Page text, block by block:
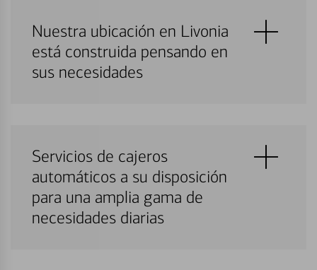
Nuestra ubicación en Livonia
está construida pensando en
sus necesidades
Servicios de cajeros
automáticos a su disposición
para una amplia gama de
necesidades diarias